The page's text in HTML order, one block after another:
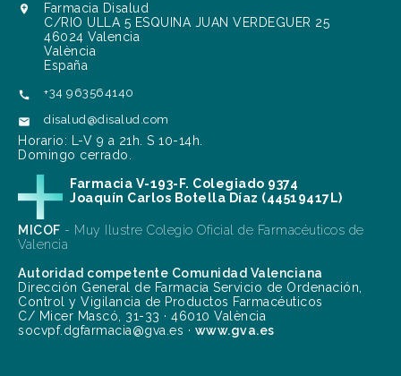

Farmacia Disalud
C/RIO ULLA 5 ESQUINA JUAN VERDEGUER 25
46024 Valencia
València
España
 +34 963564140
 disalud@disalud.com
Horario: L-V 9 a 21h. S 10-14h.
Domingo cerrado.
Farmacia V-193-F. Colegiado 9374
Joaquín Carlos Botella Díaz (44519417L)
MICOF - Muy Ilustre Colegio Oficial de Farmacéuticos de
Valencia
Autoridad competente Comunidad Valenciana
Dirección General de Farmacia Servicio de Ordenación,
Control y Vigilancia de Productos Farmacéuticos
C/ Micer Mascó, 31-33 · 46010 València
socvpf.dgfarmacia@gva.es · www.gva.es